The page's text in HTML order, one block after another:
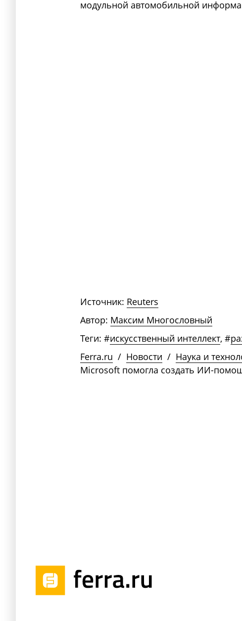
модульной автомобильной
Источник: Reuters
Автор: Максим Многословный
Теги: #искусственный интеллект, #
Ferra.ru / Новости / Наука и
Microsoft помогла создать ИИ-